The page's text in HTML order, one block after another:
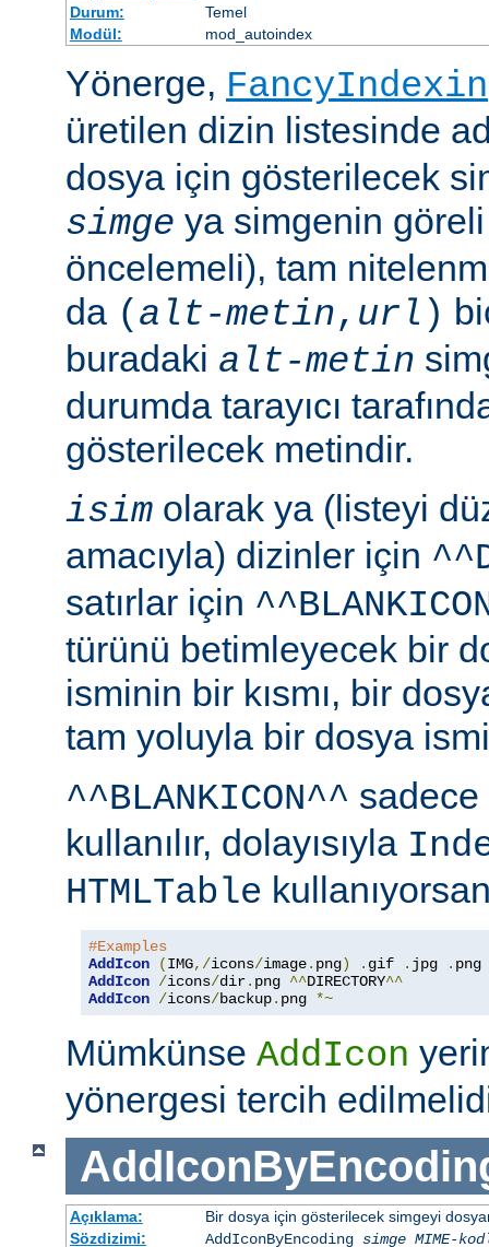
Durum:
Temel
Modül:
mod_autoindex
Yönerge,
üretilen dizin listesinde
dosya için gösterilecek
simge ya simgenin göreli
öncelemeli), tam
da ( alt-metin, url )
buradaki alt-metin
durumda tarayıcı
gösterilecek metindir.
isim olarak ya (listeyi
amacıyla) dizinler için
satırlar için
türünü betimleyecek bir
isminin bir kısmı, bir
tam yoluyla bir dosya
^^BLANKICON^^
kullanılır, dolayısıyla
HTMLTable
#Examples
AddIcon
(IMG,/icons/image. png) . gif . jpg .
AddIcon /icons/dir. png ^^DIRECTORY^^
AddIcon /icons/backup. png *~
Mümkünse AddIcon
yönergesi tercih
Açıklama:
Bir dosya için gösterilecek simgeyi
Sözdizimi:
AddIconByEncoding simge MIME-